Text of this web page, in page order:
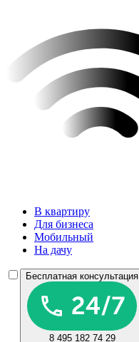
В квартиру
Для бизнеса
Мобильный
На дачу
Бесплатная консультация
8 495 182 74 29